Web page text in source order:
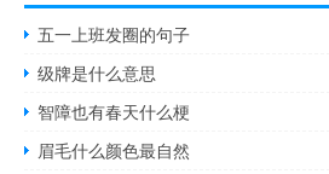
五一上班发圈的句子
级牌是什么意思
智障也有春天什么梗
眉毛什么颜色最自然